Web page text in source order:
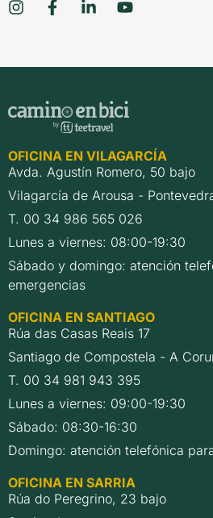
OFICINA EN VILAGARCÍA
Avda. Agustín Romero, 50 bajo
Vilagarcía de Arousa -
T. 00 34 986 565 026
Lunes a viernes: 08:00-19:30
Sábado y domingo: atención
emergencias
OFICINA EN SANTIAGO
Rúa das Casas Reais 17
Santiago de Compostela - A
T. 00 34 981 943 395
Lunes a viernes: 09:00-19:30
Sábado: 08:30-16:30
Domingo: atención telefónica
OFICINA EN SARRIA
Rúa do Peregrino, 23 bajo